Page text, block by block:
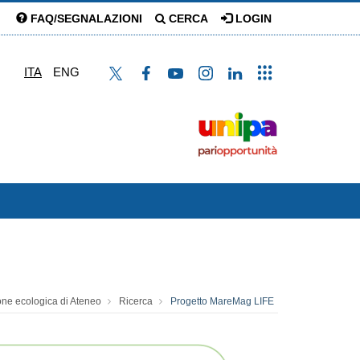
FAQ/SEGNALAZIONI CERCA LOGIN
ITA ENG
ecologica di Ateneo Ricerca Progetto MareMag LIFE